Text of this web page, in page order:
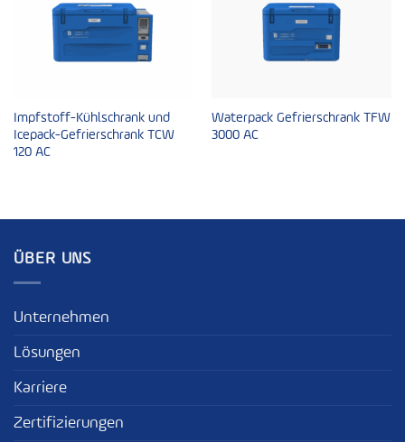
Impfstoff-Kühlschrank und
Icepack-Gefrierschrank TCW
120 AC
Waterpack Gefrierschrank TFW
3000 AC
ÜBER UNS
Unternehmen
Lösungen
Karriere
Zertifizierungen